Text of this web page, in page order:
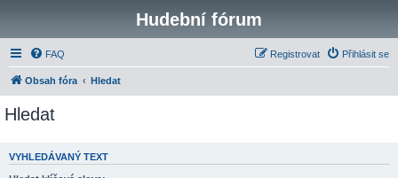
Hudební fórum
FAQ Přihlásit se
Registrovat
Obsah fóra Hledat
Hledat
VYHLEDÁVANÝ TEXT